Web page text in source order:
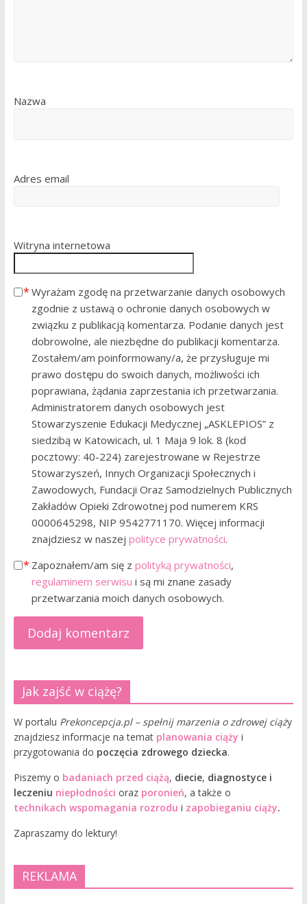
Nazwa
Adres email
Witryna internetowa
Wyrażam zgodę na przetwarzanie danych osobowych
zgodnie z ustawą o ochronie danych osobowych w
związku z publikacją komentarza. Podanie danych jest
dobrowolne, ale niezbędne do publikacji komentarza.
Zostałem/am poinformowany/a, że przysługuje mi
prawo dostępu do swoich danych, możliwości ich
poprawiana, żądania zaprzestania ich przetwarzania.
Administratorem danych osobowych jest
Stowarzyszenie Edukacji Medycznej „ASKLEPIOS” z
siedzibą w Katowicach, ul. 1 Maja 9 lok. 8 (kod
pocztowy: 40-224) zarejestrowane w Rejestrze
Stowarzyszeń, Innych Organizacji Społecznych i
Zawodowych, Fundacji Oraz Samodzielnych Publicznych
Zakładów Opieki Zdrowotnej pod numerem KRS
0000645298, NIP 9542771170. Więcej informacji
znajdziesz w naszej polityce prywatności.
Zapoznałem/am się z polityką prywatności,
regulaminem serwisu i są mi znane zasady
przetwarzania moich danych osobowych.
Jak zajść w ciążę?
W portalu Prekoncepcja.pl – spełnij marzenia o zdrowej ciąży
znajdziesz informacje na temat planowania ciąży i
przygotowania do poczęcia zdrowego dziecka.
Piszemy o badaniach przed ciążą, diecie, diagnostyce i
leczeniu niepłodności oraz poronień, a także o
technikach wspomagania rozrodu i zapobieganiu ciąży.
Zapraszamy do lektury!
REKLAMA